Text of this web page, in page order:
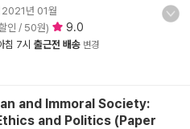
2021년 01월
인 / 50원) 9.0
침 7시 출근전 배송 변경
and Immoral Society:
and Politics (Paper